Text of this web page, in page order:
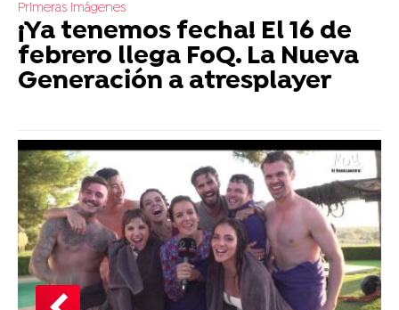
Primeras imágenes
¡Ya tenemos fecha! El 16 de
febrero llega FoQ. La Nueva
Generación a atresplayer